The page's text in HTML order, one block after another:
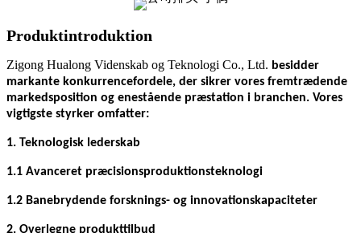
Produktintroduktion
Zigong Hualong Videnskab og Teknologi Co., Ltd. besidder
markante konkurrencefordele, der sikrer vores fremtrædende
markedsposition og enestående præstation i branchen. Vores
vigtigste styrker omfatter:
1. Teknologisk lederskab
1.1 Avanceret præcisionsproduktionsteknologi
1.2 Banebrydende forsknings- og innovationskapaciteter
2. Overlegne produkttilbud